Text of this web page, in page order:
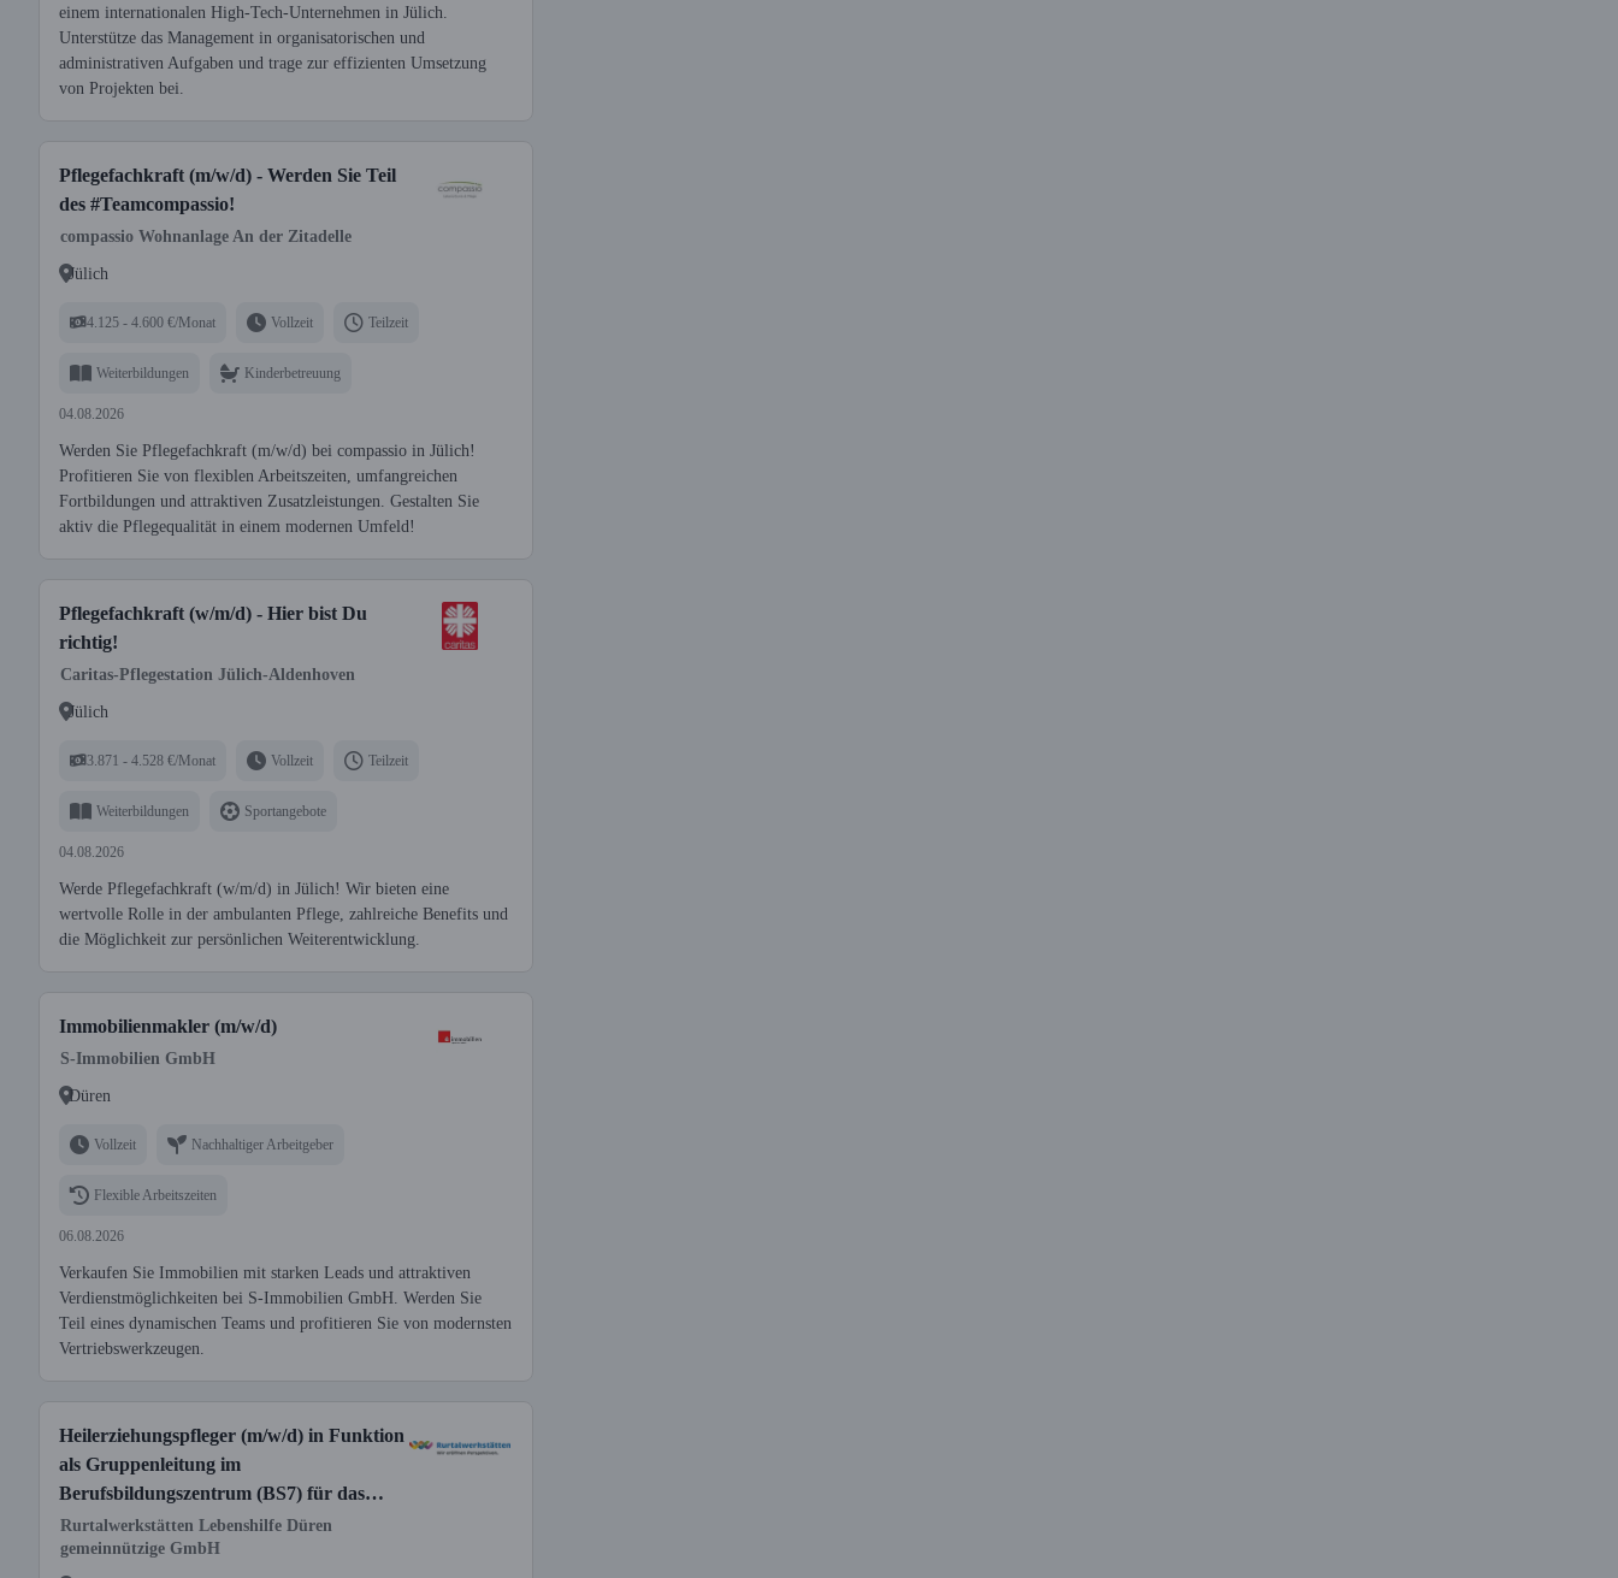
einem internationalen High-Tech-Unternehmen in Jülich.
Unterstütze das Management in organisatorischen und
administrativen Aufgaben und trage zur effizienten Umsetzung
von Projekten bei.
Pflegefachkraft (m/w/d) - Werden Sie Teil
des #Teamcompassio!
compassio Wohnanlage An der Zitadelle
Jülich
4.125 - 4.600 €/Monat Vollzeit Teilzeit
Weiterbildungen Kinderbetreuung
04.08.2026
Werden Sie Pflegefachkraft (m/w/d) bei compassio in Jülich!
Profitieren Sie von flexiblen Arbeitszeiten, umfangreichen
Fortbildungen und attraktiven Zusatzleistungen. Gestalten Sie
aktiv die Pflegequalität in einem modernen Umfeld!
Pflegefachkraft (w/m/d) - Hier bist Du
richtig!
Caritas-Pflegestation Jülich-Aldenhoven
Jülich
3.871 - 4.528 €/Monat Vollzeit Teilzeit
Weiterbildungen Sportangebote
04.08.2026
Werde Pflegefachkraft (w/m/d) in Jülich! Wir bieten eine
wertvolle Rolle in der ambulanten Pflege, zahlreiche Benefits und
die Möglichkeit zur persönlichen Weiterentwicklung.
Immobilienmakler (m/w/d)
S-Immobilien GmbH
Düren
Vollzeit Nachhaltiger Arbeitgeber
Flexible Arbeitszeiten
06.08.2026
Verkaufen Sie Immobilien mit starken Leads und attraktiven
Verdienstmöglichkeiten bei S-Immobilien GmbH. Werden Sie
Teil eines dynamischen Teams und profitieren Sie von modernsten
Vertriebswerkzeugen.
Heilerziehungspfleger (m/w/d) in Funktion
als Gruppenleitung im
Berufsbildungszentrum (BS7) für das
Eingangsverfahren
Rurtalwerkstätten Lebenshilfe Düren
gemeinnützige GmbH